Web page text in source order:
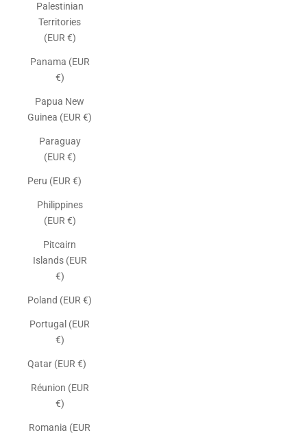
Palestinian
Territories
(EUR €)
Panama (EUR
€)
Papua New
Guinea (EUR €)
Paraguay
(EUR €)
Peru (EUR €)
Philippines
(EUR €)
Pitcairn
Islands (EUR
€)
Poland (EUR €)
Portugal (EUR
€)
Qatar (EUR €)
Réunion (EUR
€)
Romania (EUR